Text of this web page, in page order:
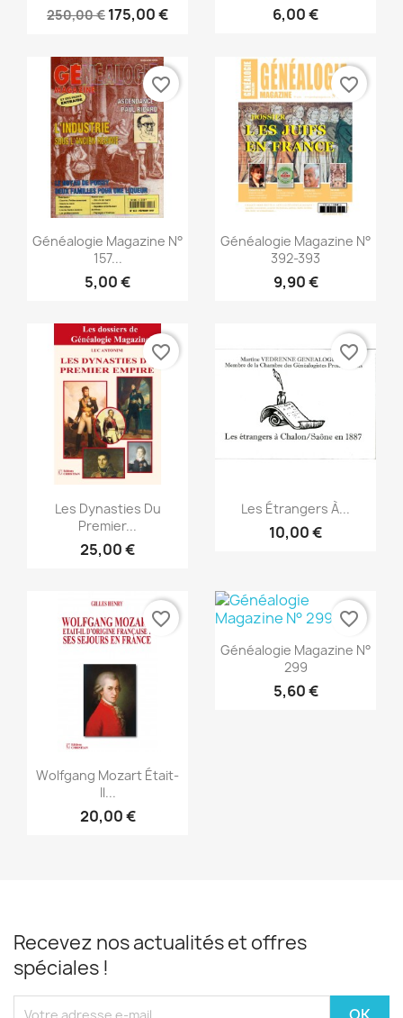
250,00 € 175,00 € 6,00 €
Aperçu rapide
Généalogie Magazine N°
157...
5,00 €
favorite_border
Aperçu rapide
Généalogie Magazine N°
392-393
9,90 €
favorite_border
Aperçu rapide
Les Dynasties Du
Premier...
25,00 €
favorite_border
Aperçu rapide
Les Étrangers À...
10,00 €
favorite_border
Aperçu rapide
Wolfgang Mozart Était-
Il...
20,00 €
favorite_border
Aperçu rapide
Généalogie Magazine N°
299
5,60 €
favorite_border
Recevez nos actualités et offres
spéciales !